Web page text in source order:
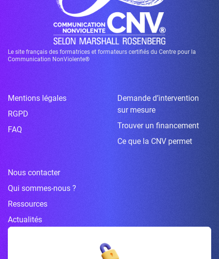
Le site français des formatrices et formateurs certifiés du Centre pour la
Communication NonViolente®
Mentions légales
RGPD
FAQ
Demande d’intervention
sur mesure
Trouver un financement
Ce que la CNV permet
Nous contacter
Qui sommes-nous ?
Ressources
Actualités
Inscrivez-vous à la newsletter